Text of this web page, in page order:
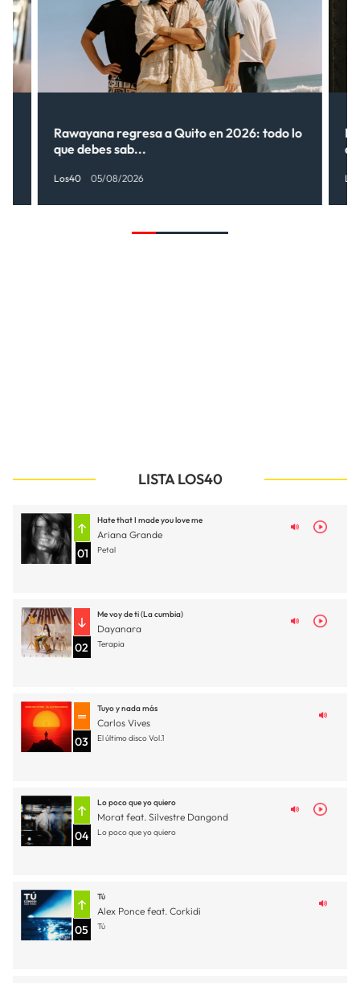
Rawayana regresa a Quito en 2026: todo lo
que debes sab...
Los40 05/08/2026
LISTA LOS40
01
Hate that I made you love me
Ariana Grande
Petal
02
Me voy de ti (La cumbia)
Dayanara
Terapia
03
Tuyo y nada más
Carlos Vives
El último disco Vol.1
04
Lo poco que yo quiero
Morat feat. Silvestre Dangond
Lo poco que yo quiero
05
Tú
Alex Ponce feat. Corkidi
Tú